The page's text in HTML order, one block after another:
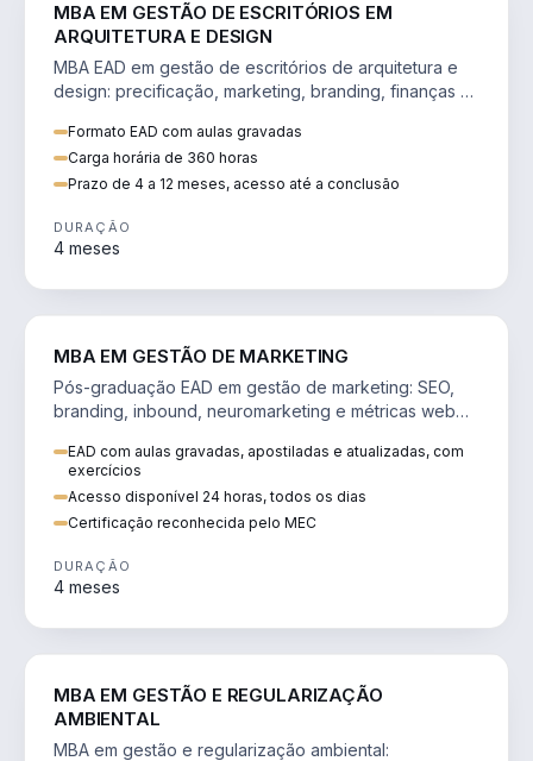
MBA EM GESTÃO DE ESCRITÓRIOS EM
ARQUITETURA E DESIGN
MBA EAD em gestão de escritórios de arquitetura e
design: precificação, marketing, branding, finanças e
Formato EAD com aulas gravadas
Carga horária de 360 horas
Prazo de 4 a 12 meses, acesso até a conclusão
DURAÇÃO
4 meses
MBA EM GESTÃO DE MARKETING
Pós-graduação EAD em gestão de marketing: SEO,
branding, inbound, neuromarketing e métricas web
EAD com aulas gravadas, apostiladas e atualizadas, com
exercícios
Acesso disponível 24 horas, todos os dias
Certificação reconhecida pelo MEC
DURAÇÃO
4 meses
MBA EM GESTÃO E REGULARIZAÇÃO
AMBIENTAL
MBA em gestão e regularização ambiental: